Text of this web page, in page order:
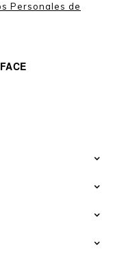
Personales de